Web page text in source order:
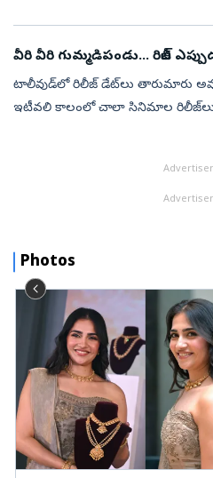
వీరి వీరి గుమ్మడిపండు... రిలీజ్‌
టాలీవుడ్‌లో రిలీజ్‌ డేట్‌లు తారుమారు
ఇటీవలి కాలంలో చాలా సినిమాల రిలీజ్‌లు
Photos